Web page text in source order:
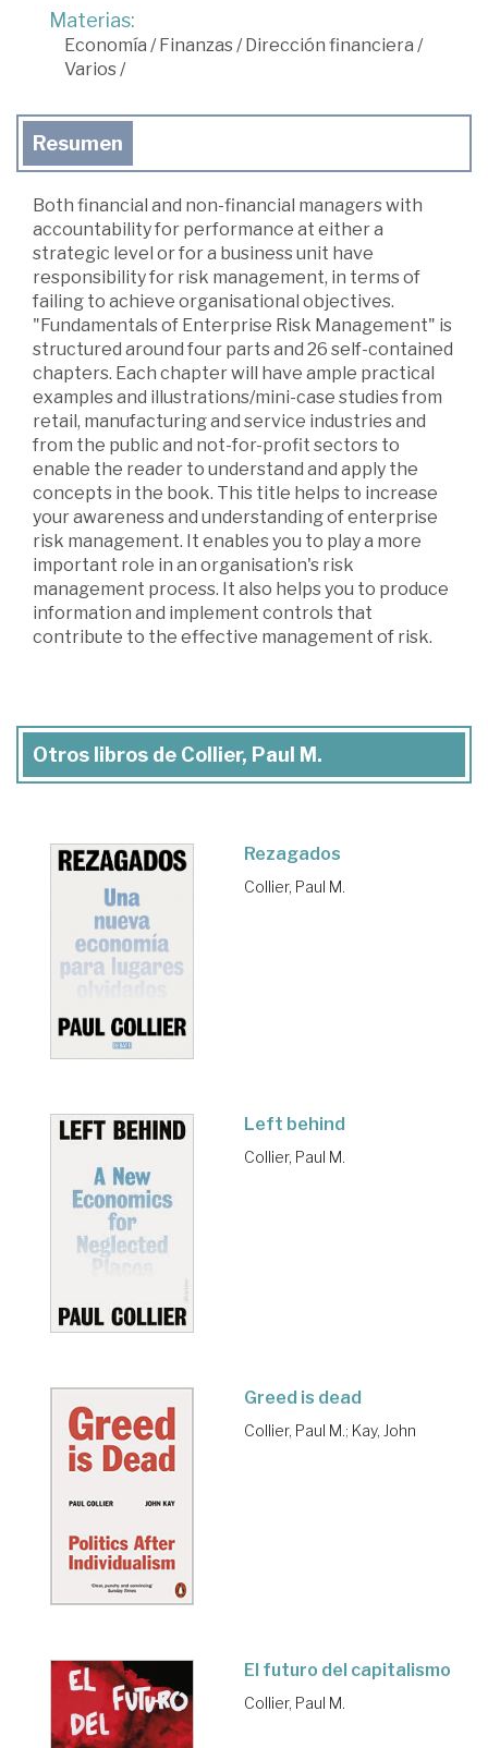
Materias:
Economía /Finanzas /Dirección financiera /
Varios /
Resumen
Both financial and non-financial managers with
accountability for performance at either a
strategic level or for a business unit have
responsibility for risk management, in terms of
failing to achieve organisational objectives.
"Fundamentals of Enterprise Risk Management" is
structured around four parts and 26 self-contained
chapters. Each chapter will have ample practical
examples and illustrations/mini-case studies from
retail, manufacturing and service industries and
from the public and not-for-profit sectors to
enable the reader to understand and apply the
concepts in the book. This title helps to increase
your awareness and understanding of enterprise
risk management. It enables you to play a more
important role in an organisation's risk
management process. It also helps you to produce
information and implement controls that
contribute to the effective management of risk.
Otros libros de Collier, Paul M.
Rezagados
Collier, Paul M.
Left behind
Collier, Paul M.
Greed is dead
Collier, Paul M.; Kay, John
El futuro del capitalismo
Collier, Paul M.